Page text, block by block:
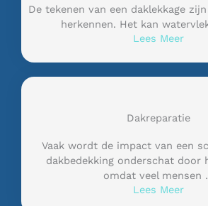
De tekenen van een daklekkage
herkennen. Het kan
Lees Meer
Dakreparatie
Vaak wordt de impact van een
dakbedekking onderschat door
omdat veel mensen
Lees Meer